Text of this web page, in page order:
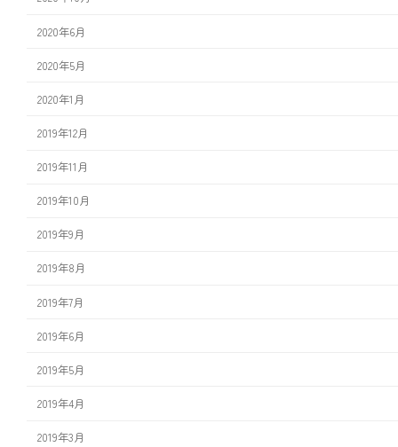
2020年6月
2020年5月
2020年1月
2019年12月
2019年11月
2019年10月
2019年9月
2019年8月
2019年7月
2019年6月
2019年5月
2019年4月
2019年3月